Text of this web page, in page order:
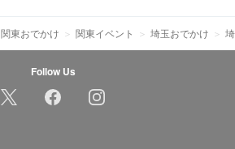
関東おでかけ 関東イベント 埼玉おでかけ
Follow Us